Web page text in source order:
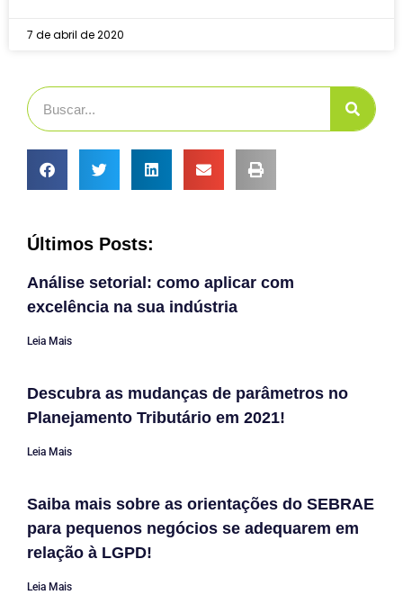
7 de abril de 2020
Últimos Posts:
Análise setorial: como aplicar com
excelência na sua indústria
Leia Mais
Descubra as mudanças de parâmetros no
Planejamento Tributário em 2021!
Leia Mais
Saiba mais sobre as orientações do SEBRAE
para pequenos negócios se adequarem em
relação à LGPD!
Leia Mais